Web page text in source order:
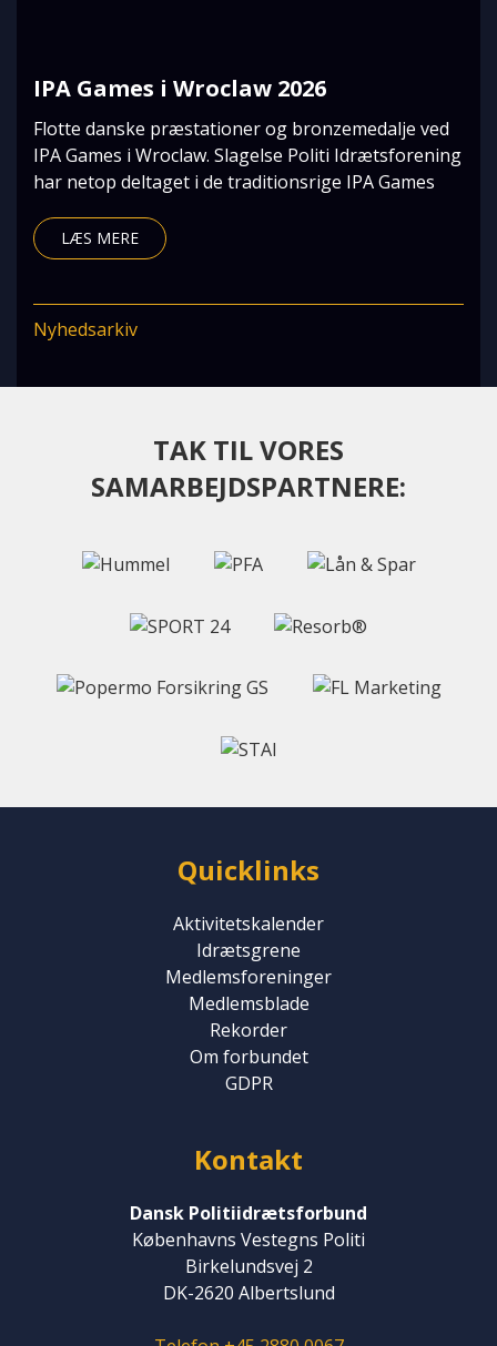
IPA Games i Wroclaw 2026
Flotte danske præstationer og bronzemedalje ved
IPA Games i Wroclaw. Slagelse Politi Idrætsforening
har netop deltaget i de traditionsrige IPA Games
LÆS MERE
Nyhedsarkiv
TAK TIL VORES
SAMARBEJDSPARTNERE:
Quicklinks
Aktivitetskalender
Idrætsgrene
Medlemsforeninger
Medlemsblade
Rekorder
Om forbundet
GDPR
Kontakt
Dansk Politiidrætsforbund
Københavns Vestegns Politi
Birkelundsvej 2
DK-2620 Albertslund